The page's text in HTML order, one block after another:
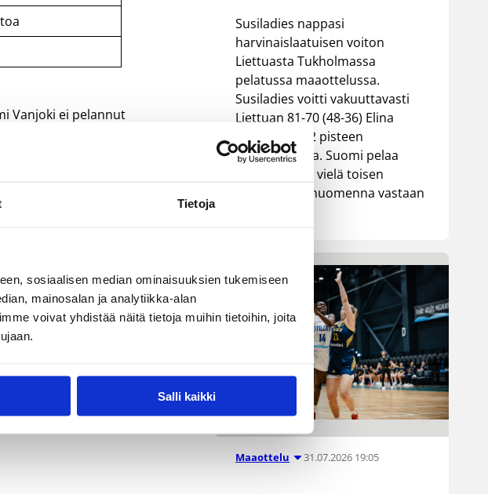
Tietoja
sosiaalisen median ominaisuuksien tukemiseen
mainosalan ja analytiikka-alan
voivat yhdistää näitä tietoja muihin tietoihin, joita
Salli kaikki
Vanjoki ei pelannut
Susiladies nappasi
harvinaislaatuisen voiton
Liettuasta Tukholmassa
pelatussa maaottelussa.
Susiladies voitti vakuuttavasti
Liettuan 81-70 (48-36) Elina
Aarnisalon 22 pisteen
johdattamana. Suomi pelaa
Tukholmassa vielä toisen
ottelun, kun huomenna vastaan
Maaottelu 31.07.2026 19:05